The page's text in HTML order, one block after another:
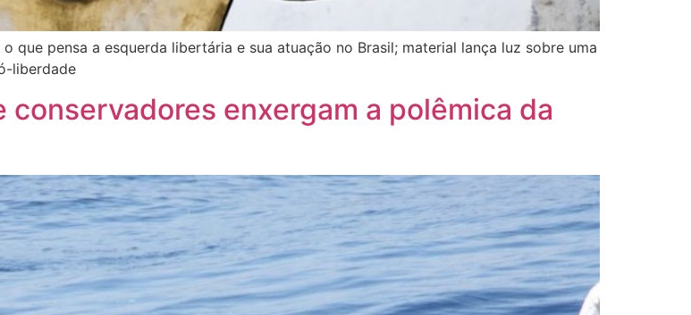
que pensa a esquerda libertária e sua atuação no Brasil; material lança luz sobre uma
liberdade
enxergam a polêmica da